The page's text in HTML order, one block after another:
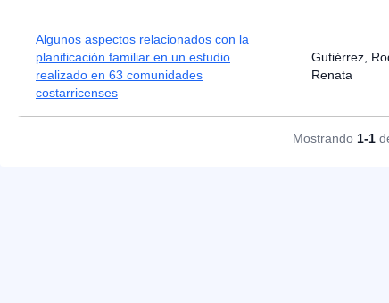
Algunos aspectos relacionados con la
planificación familiar en un estudio
realizado en 63 comunidades
costarricenses
Gutiérrez,
Renata
Mostrando 1-1